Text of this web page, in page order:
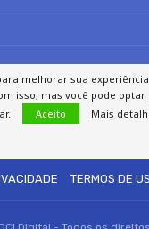
TERMOS DE
melhorar sua
isso, mas você pode
Aceito Mais